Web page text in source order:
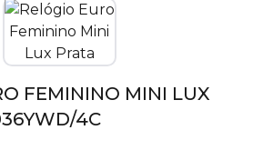
FEMININO MINI LUX
4C